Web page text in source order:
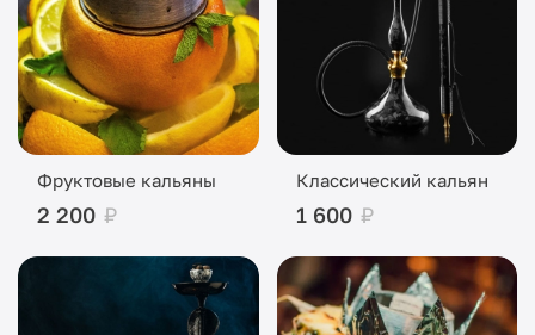
Фруктовые кальяны
2 200 ₽
Классический кальян
1 600 ₽